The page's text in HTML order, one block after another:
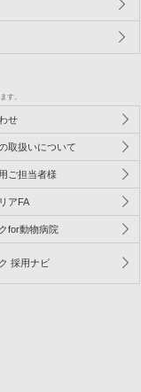
す。
せ
取扱いについて
ご担当者様
アFA
for動物病院
採用ナビ